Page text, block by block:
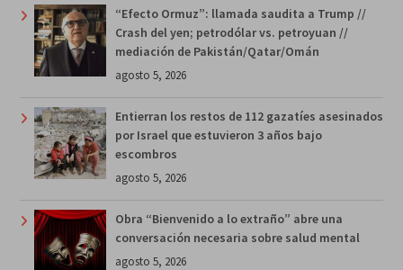
“Efecto Ormuz”: llamada saudita a Trump //
Crash del yen; petrodólar vs. petroyuan //
mediación de Pakistán/Qatar/Omán
agosto 5, 2026
Entierran los restos de 112 gazatíes asesinados
por Israel que estuvieron 3 años bajo
escombros
agosto 5, 2026
Obra “Bienvenido a lo extraño” abre una
conversación necesaria sobre salud mental
agosto 5, 2026